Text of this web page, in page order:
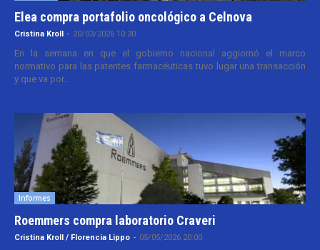
Elea compra portafolio oncológico a Celnova
Cristina Kroll - 20/03/2026 10:30
En la semana en que el gobierno nacional aggiornó el marco
normativo para las patentes farmacéuticas tuvo lugar una transacción
y que va por...
Informes
Roemmers compra laboratorio Craveri
Cristina Kroll / Florencia Lippo - 05/05/2026 20:00